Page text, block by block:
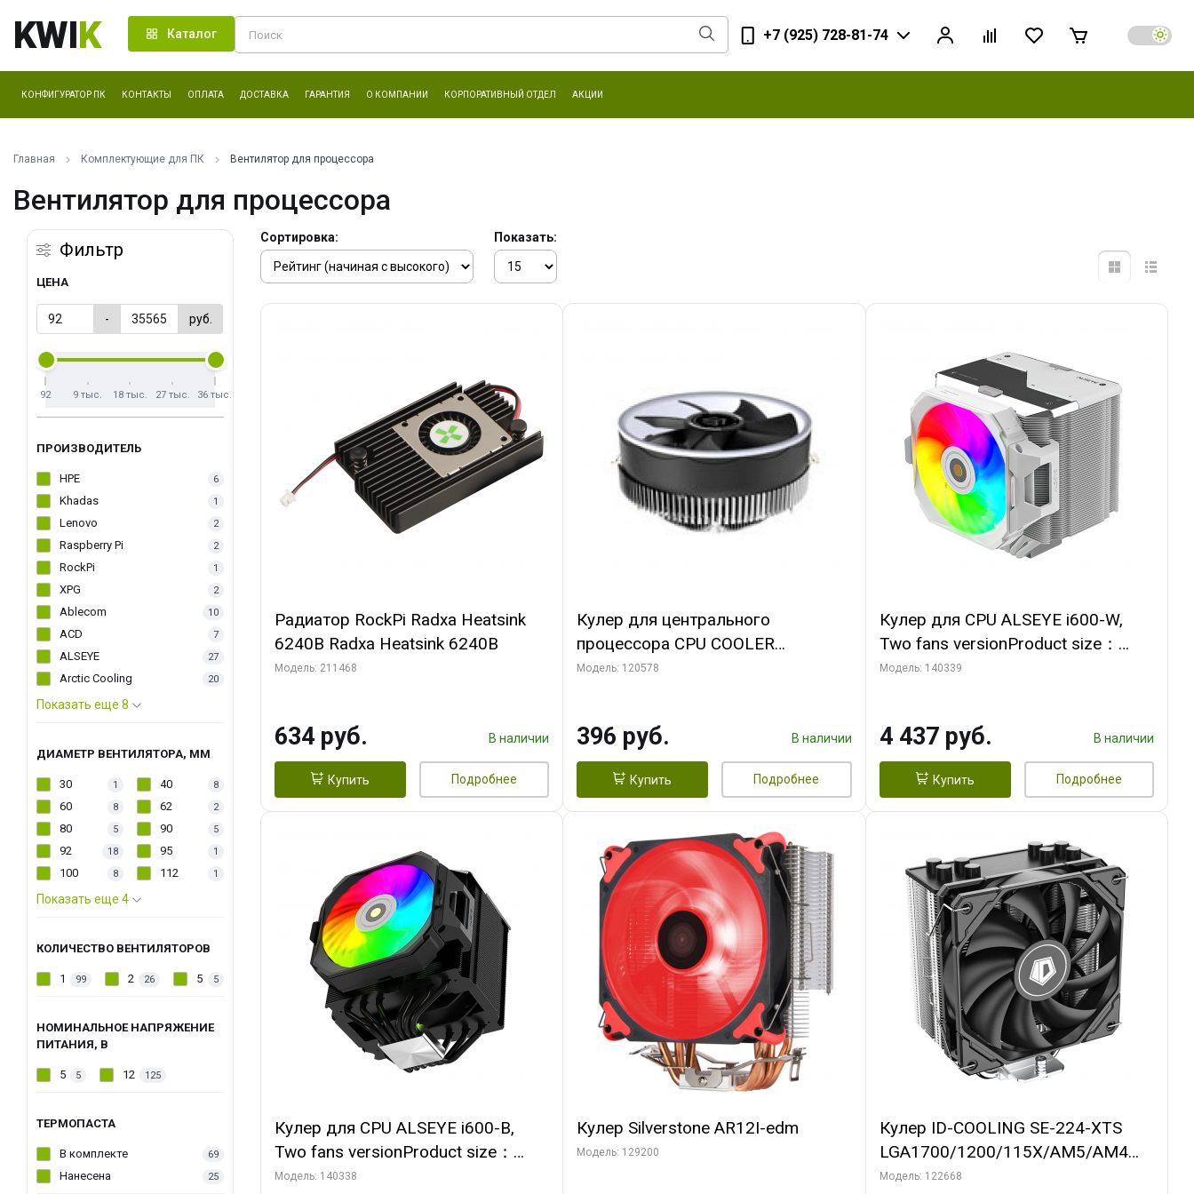
KWIK Каталог +7 (925) 728-81-74
КОНФИГУРАТОР ПК КОНТАКТЫ ОПЛАТА ДОСТАВКА ГАРАНТИЯ О КОМПАНИИ КОРПОРАТИВНЫЙ ОТДЕЛ АКЦИИ
Главная Комплектующие для ПК Вентилятор для процессора
Вентилятор для процессора
Фильтр
ЦЕНА
- руб.
92 9 тыс. 18 тыс. 27 тыс. 36 тыс.
ПРОИЗВОДИТЕЛЬ
HPE 6
Khadas 1
Lenovo 2
Raspberry Pi 2
RockPi 1
XPG 2
Ablecom 10
ACD 7
ALSEYE 27
Arctic Cooling 20
Показать еще 8
ДИАМЕТР ВЕНТИЛЯТОРА, ММ
30 1 40 8
60 8 62 2
80 5 90 5
92 18 95 1
100 8 112 1
Показать еще 4
КОЛИЧЕСТВО ВЕНТИЛЯТОРОВ
1 99 2 26 5 5
НОМИНАЛЬНОЕ НАПРЯЖЕНИЕ
ПИТАНИЯ, В
5 5 12 125
ТЕРМОПАСТА
В комплекте 69
Нанесена 25
Сортировка: Показать:
Радиатор RockPi Radxa Heatsink
6240B Radxa Heatsink 6240B
Модель: 211468
634 руб. В наличии
Купить Подробнее
Кулер для центрального
процессора CPU COOLER
109x109x68mm, 0.018-0.12A, 12V,
Модель: 120578
396 руб. В наличии
Купить Подробнее
Кулер для CPU ALSEYE i600-W,
Two fans versionProduct size：
144x121x159mmTDP：
LGA115X,1200,1700,1366,2011AM
D：AM4
Модель: 140339
4 437 руб. В наличии
Купить Подробнее
Кулер для CPU ALSEYE i600-B,
Two fans versionProduct size：
144x121x159mmTDP：
Модель: 140338
Кулер Silverstone AR12I-edm
Модель: 129200
Кулер ID-COOLING SE-224-XTS
LGA1700/1200/115X/AM5/AM4
(10шт/кор, TDP 220W, PWM, 4
Модель: 122668